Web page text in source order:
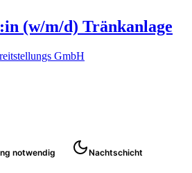
(w/m/d) Tränkanlage
GmbH
notwendig Nachtschicht